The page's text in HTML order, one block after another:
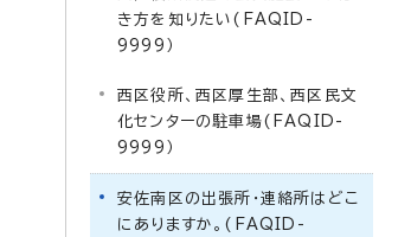
き方を知りたい(FAQID-
9999）
西区役所、西区厚生部、西区民文
化センターの駐車場(FAQID-
9999）
安佐南区の出張所・連絡所はどこ
にありますか。(FAQID-